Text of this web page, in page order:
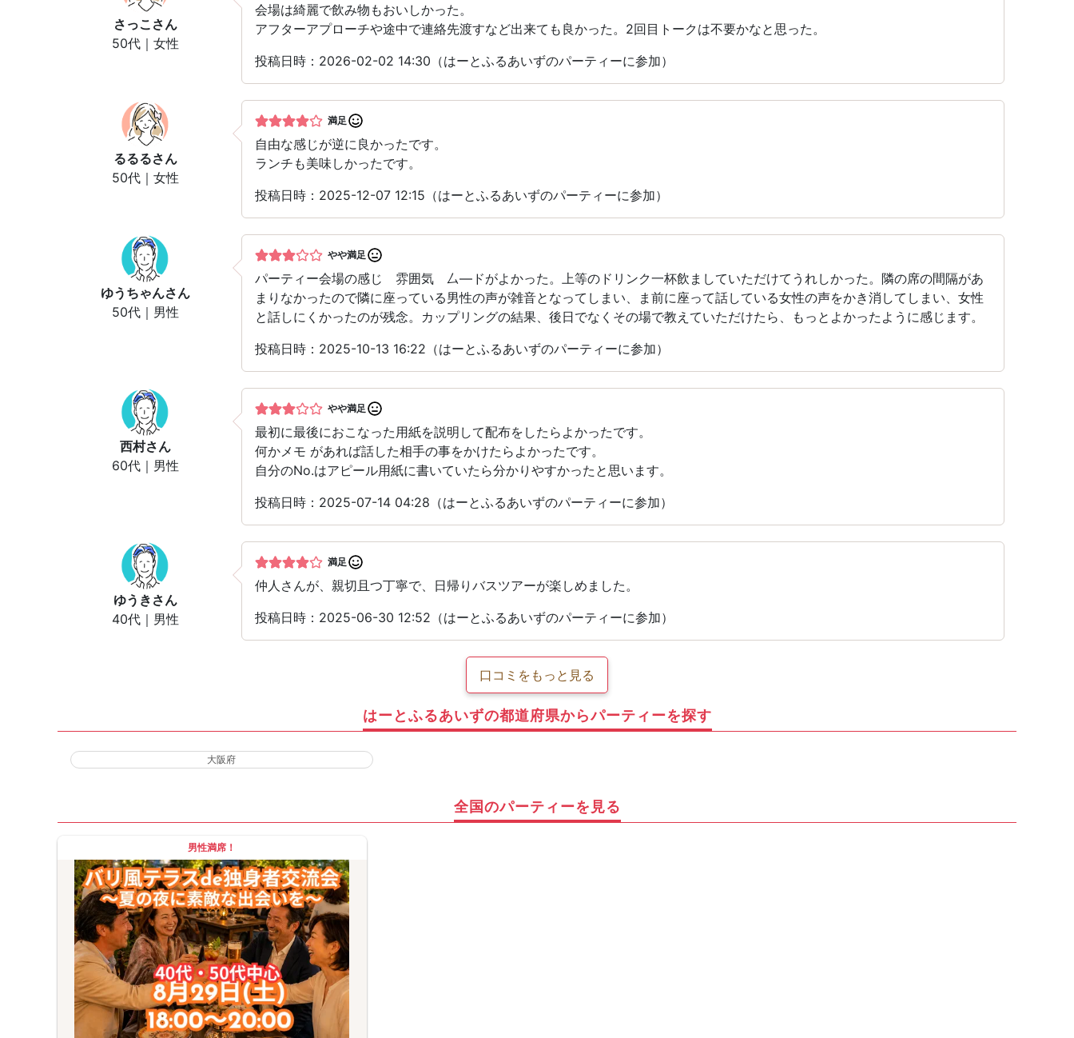
さっこ さん
50代｜女性
会場は綺麗で飲み物もおいしかった。
アフターアプローチや途中で連絡先渡すなど出来ても良かった。2回目トークは不要かなと思った。
投稿日時：2026-02-02 14:30（はーとふるあいずのパーティーに参加）
るるるさん
50代｜女性
満足
自由な感じが逆に良かったです。
ランチも美味しかったです。
投稿日時：2025-12-07 12:15（はーとふるあいずのパーティーに参加）
ゆうちゃんさん
50代｜男性
やや満足
パーティー会場の感じ 雰囲気 厶―ドがよかった。上等のドリンク一杯飲ましていただけてうれしかった。隣の席の間隔があ
まりなかったので隣に座っている男性の声が雑音となってしまい、ま前に座って話している女性の声をかき消してしまい、女性
と話しにくかったのが残念。カップリングの結果、後日でなくその場で教えていただけたら、もっとよかったように感じます。
投稿日時：2025-10-13 16:22（はーとふるあいずのパーティーに参加）
西村さん
60代｜男性
やや満足
最初に最後におこなった用紙を説明して配布をしたらよかったです。
何かメモ があれば話した相手の事をかけたらよかったです。
自分のNo.はアピール用紙に書いていたら分かりやすかったと思います。
投稿日時：2025-07-14 04:28（はーとふるあいずのパーティーに参加）
ゆうき さん
40代｜男性
満足
仲人さんが、親切且つ丁寧で、日帰りバスツアーが楽しめました。
投稿日時：2025-06-30 12:52（はーとふるあいずのパーティーに参加）
口コミをもっと見る
はーとふるあいずの都道府県からパーティーを探す
大阪府
全国のパーティーを見る
男性満席！